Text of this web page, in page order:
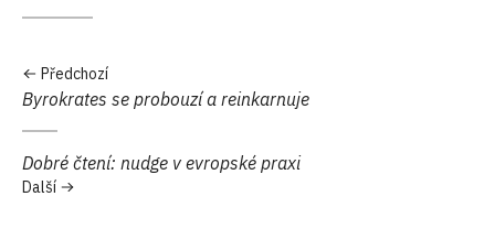
Předchozí
Předchozí:
Byrokrates se probouzí a reinkarnuje
Další:
Dobré čtení: nudge v evropské praxi
Další